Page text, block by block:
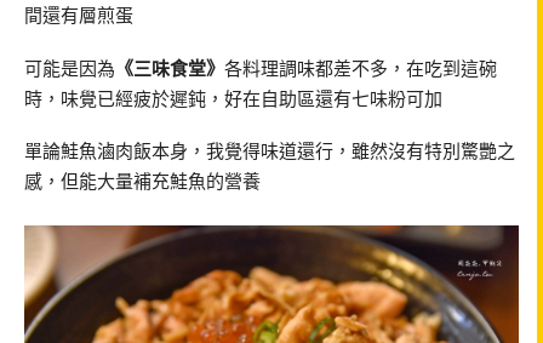
間還有層煎蛋
可能是因為 《三味食堂》 各料理調味都差不多，在吃到這碗
時，味覺已經疲於遲鈍，好在自助區還有七味粉可加
單論鮭魚滷肉飯本身，我覺得味道還行，雖然沒有特別驚艷之
感，但能大量補充鮭魚的營養